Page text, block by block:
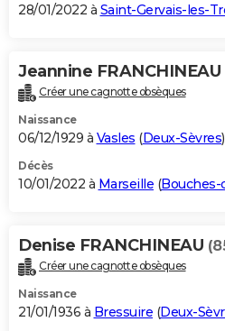
28/01/2022 à Saint-Gervais-les-
Jeannine FRANCHINEAU
Créer une cagnotte obsèques
Naissance
06/12/1929 à Vasles (Deux-Sèvres)
Décès
10/01/2022 à Marseille (Bouches-
Denise FRANCHINEAU
Créer une cagnotte obsèques
Naissance
21/01/1936 à Bressuire (Deux-